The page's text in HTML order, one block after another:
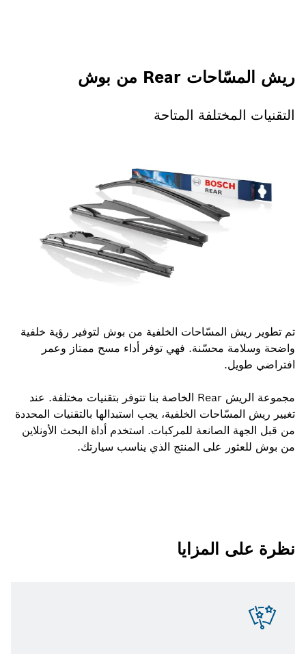
ريش المسّاحات Rear من بوش
التقنيات المختلفة المتاحة
تم تطوير ريش المسّاحات الخلفية من بوش لتوفير رؤية خلفية
واضحة وسلامة محسّنة. فهي توفر أداء مسح ممتاز وعمر
افتراضي طويل.
مجموعة الريش Rear الخاصة بنا تتوفر بتقنيات مختلفة. عند
تغيير ريش المسّاحات الخلفية، يجب استبدالها بالتقنيات المحددة
من قبل الجهة الصانعة للمركبات. استخدم أداة البحث الأونلاين
من بوش للعثور على المنتج الذي يناسب سيارتك.
نظرة على المزايا